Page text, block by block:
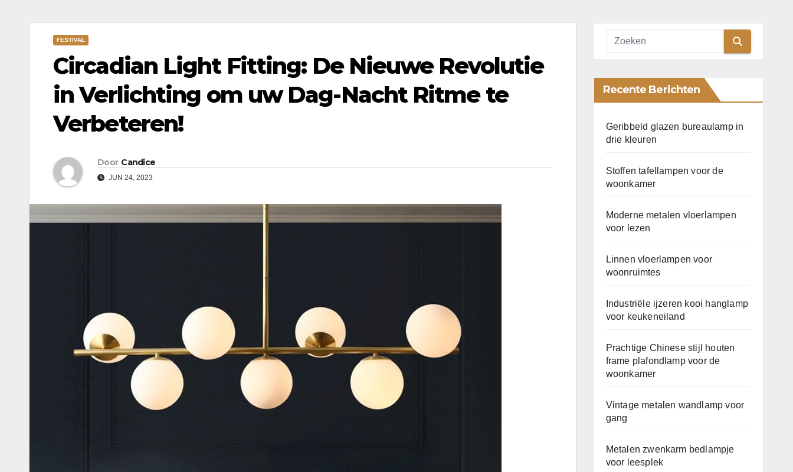
FESTIVAL
Circadian Light Fitting: De Nieuwe Revolutie
in Verlichting om uw Dag-Nacht Ritme te
Verbeteren!
Door Candice
JUN 24, 2023
Recente Berichten
Geribbeld glazen bureaulamp in
drie kleuren
Stoffen tafellampen voor de
woonkamer
Moderne metalen vloerlampen
voor lezen
Linnen vloerlampen voor
woonruimtes
Industriële ijzeren kooi hanglamp
voor keukeneiland
Prachtige Chinese stijl houten
frame plafondlamp voor de
woonkamer
Vintage metalen wandlamp voor
gang
Metalen zwenkarm bedlampje
voor leesplek